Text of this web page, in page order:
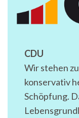
CDU
Wir stehen
konservativ
Schöpfung.